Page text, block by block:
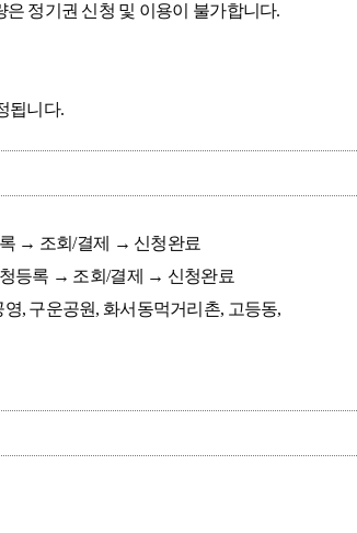
정기권 신청 및 이용이 불가합니다.
됩니다.
→ 조회/결제 → 신청완료
등록 → 조회/결제 → 신청완료
, 구운공원, 화서동먹거리촌, 고등동,